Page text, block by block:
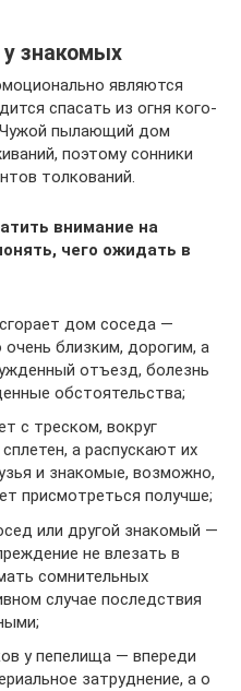
знакомых
являются
спасать из огня кого-
Чужой пылающий дом
поэтому сонники
толкований.
внимание на
чего ожидать в
дом соседа —
близким, дорогим, а
отъезд, болезнь
обстоятельства;
с треском, вокруг
а распускают их
и знакомые, возможно,
присмотреться получше;
или другой знакомый —
не влезать в
сомнительных
случае последствия
у пепелища — впереди
затруднение, а о